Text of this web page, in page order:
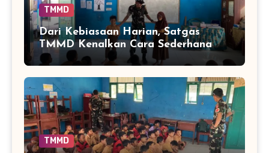
TMMD
Dari Kebiasaan Harian, Satgas
TMMD Kenalkan Cara Sederhana
Mencegah Penyakit Sejak Dini
TMMD